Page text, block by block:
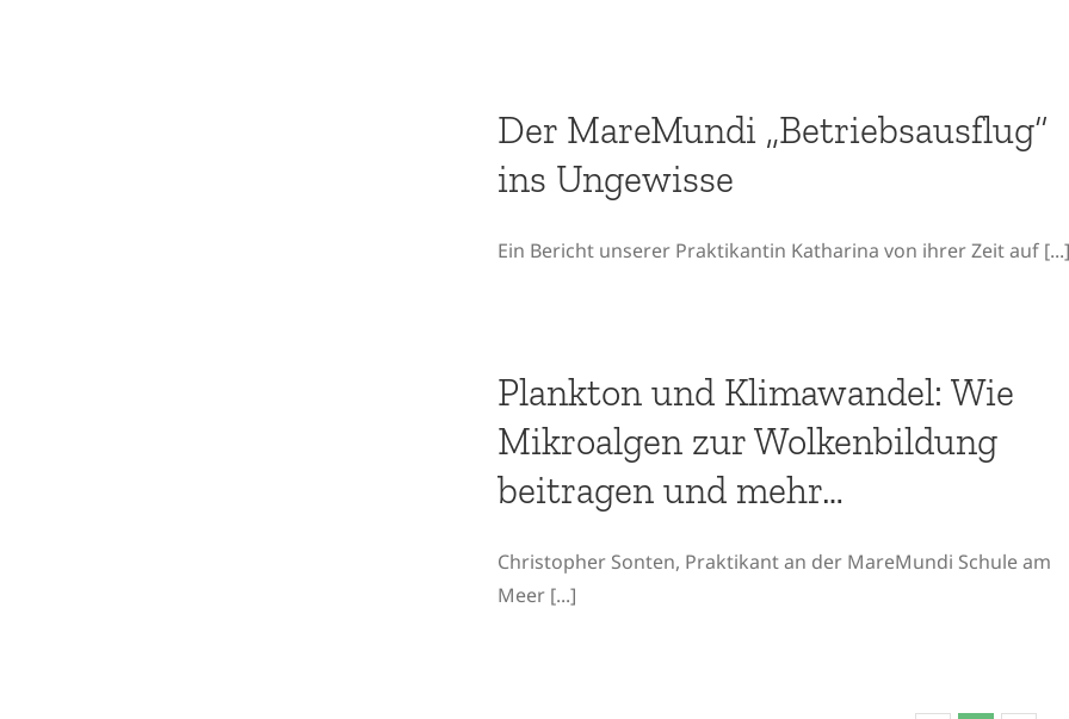
Der MareMundi „Betriebsausflug“
ins Ungewisse
Ein Bericht unserer Praktikantin Katharina von ihrer Zeit auf [...]
Plankton und Klimawandel: Wie
Mikroalgen zur Wolkenbildung
beitragen und mehr…
Christopher Sonten, Praktikant an der MareMundi Schule am
Meer [...]